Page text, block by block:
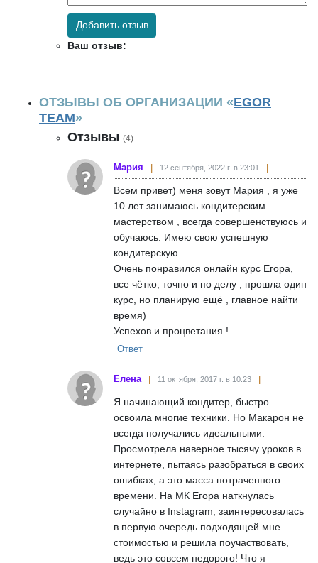
Добавить отзыв
Ваш отзыв:
ОТЗЫВЫ ОБ ОРГАНИЗАЦИИ «EGOR
TEAM»
Отзывы (4)
Мария 12 сентября, 2022 г. в 23:01
Всем привет) меня зовут Мария , я уже
10 лет занимаюсь кондитерским
мастерством , всегда совершенствуюсь и
обучаюсь. Имею свою успешную
кондитерскую.
Очень понравился онлайн курс Егора,
все чётко, точно и по делу , прошла один
курс, но планирую ещё , главное найти
время)
Успехов и процветания !
Ответ
Елена 11 октября, 2017 г. в 10:23
Я начинающий кондитер, быстро
освоила многие техники. Но Макарон не
всегда получались идеальными.
Просмотрела наверное тысячу уроков в
интернете, пытаясь разобраться в своих
ошибках, а это масса потраченного
времени. На МК Егора наткнулась
случайно в Instagram, заинтересовалась
в первую очередь подходящей мне
стоимостью и решила поучаствовать,
ведь это совсем недорого! Что я